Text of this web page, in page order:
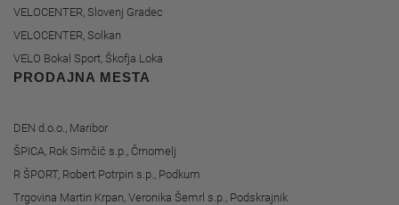
VELOCENTER, Slovenj Gradec
VELOCENTER, Solkan
VELO Bokal Sport, Škofja Loka
PRODAJNA MESTA
DEN d.o.o., Maribor
ŠPICA, Rok Simčič s.p., Črnomelj
R ŠPORT, Robert Potrpin s.p., Podkum
Trgovina Martin Krpan, Veronika Šemrl s.p., Podskrajnik